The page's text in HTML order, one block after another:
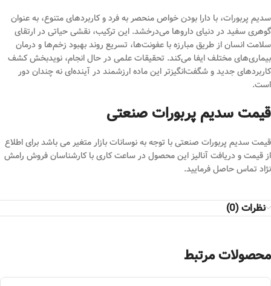
سدیم پربورات، با دارا بودن خواص منحصر به فرد و کاربردهای متنوع، به عنوان
گوهری سفید در دنیای داروها می‌درخشد. این ترکیب، نقشی حیاتی در ارتقای
سلامت انسان از طریق مبارزه با عفونت‌ها، تسریع روند بهبود زخم‌ها و درمان
بیماری‌های مختلف ایفا می‌کند. تحقیقات علمی در حال انجام، نویدبخش کشف
کاربردهای جدید و شگفت‌انگیزتر این ماده ارزشمند در آینده‌ای نه چندان دور
است.
قیمت سدیم پربورات صنعتی
قیمت سدیم پربورات صنعتی با توجه به نوسانات بازار متغیر می باشد برای اطلاع
از قیمت و دریافت آنالیز این محصول در ساعت کاری با کارشناسان فروش رامش
نژاد تماس حاصل فرمایید.
نظرات (0)
محصولات مرتبط